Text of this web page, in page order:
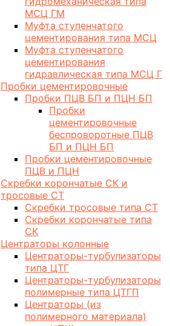
МСЦ ГМ
Муфта ступенчатого
цементирования типа МСЦ
Муфта ступенчатого
цементирования
гидравлическая типа МСЦ Г
Пробки цементировочные
Пробки ПЦВ БП и ПЦН БП
Пробки
цементировочные
беспроворотные ПЦВ
БП и ПЦН БП
Пробки цементировочные
ПЦВ и ПЦН
Скребки корончатые СК и
тросовые СТ
Скребки тросовые типа СТ
Скребки корончатые типа
СК
Центраторы колонные
Центраторы-турбулизаторы
типа ЦТГ
Центраторы-турбулизаторы
полимерные типа ЦТГП
Центраторы (из
полимерного материала)